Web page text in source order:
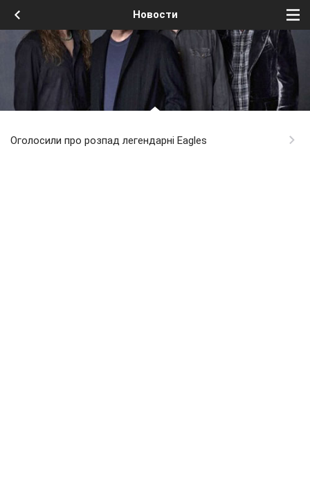
Новости
Оголосили про розпад легендарні Eagles